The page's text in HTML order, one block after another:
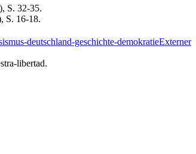
S. 32-35.
S. 16-18.
deutschland-geschichte-demokratieExterner
libertad.